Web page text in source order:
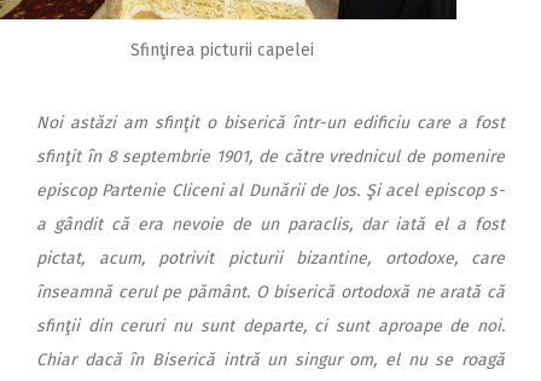
Sfinţirea picturii capelei
Noi astăzi am sfinţit o biserică într-un edificiu care a fost
sfinţit în 8 septembrie 1901, de către vrednicul de pomenire
episcop Partenie Cliceni al Dunării de Jos. Şi acel episcop s-
a gândit că era nevoie de un paraclis, dar iată el a fost
pictat, acum, potrivit picturii bizantine, ortodoxe, care
înseamnă cerul pe pământ. O biserică ortodoxă ne arată că
sfinţii din ceruri nu sunt departe, ci sunt aproape de noi.
Chiar dacă în Biserică intră un singur om, el nu se roagă